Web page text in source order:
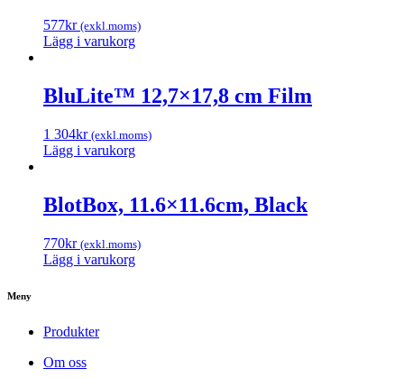
577kr (exkl.moms)
Lägg i varukorg
BluLite™ 12,7×17,8 cm Film
1 304kr (exkl.moms)
Lägg i varukorg
BlotBox, 11.6×11.6cm, Black
770kr (exkl.moms)
Lägg i varukorg
Meny
Produkter
Om oss